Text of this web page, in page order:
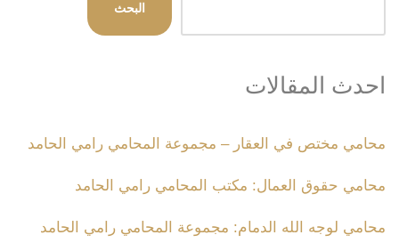
البحث
احدث المقالات
محامي مختص في العقار – مجموعة المحامي رامي الحامد
محامي حقوق العمال: مكتب المحامي رامي الحامد
محامي لوجه الله الدمام: مجموعة المحامي رامي الحامد